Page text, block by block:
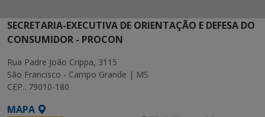
SECRETARIA-EXECUTIVA DE ORIENTAÇÃO E DEFESA DO
CONSUMIDOR - PROCON
Rua Padre João Crippa, 3115
São Francisco - Campo Grande | MS
CEP.: 79010-180
MAPA